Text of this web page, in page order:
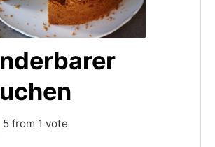
5 from 1 vote